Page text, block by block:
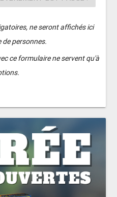
ne seront affichés ici
de personnes.
ce formulaire ne servent qu'à